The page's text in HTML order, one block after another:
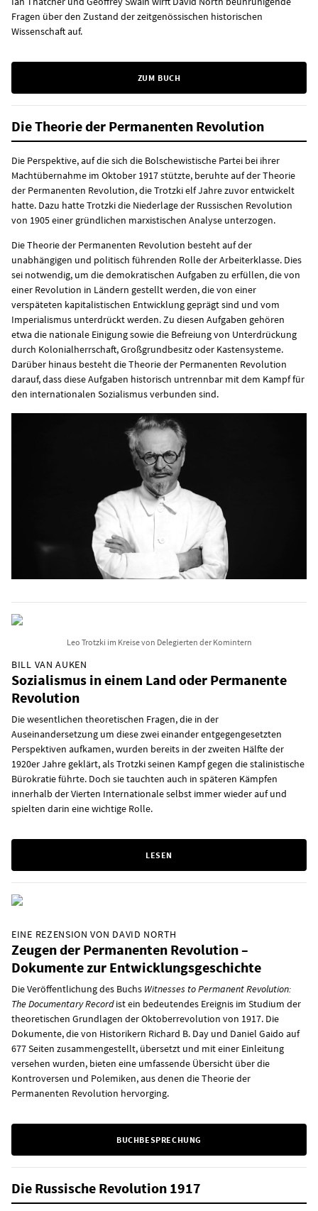
Fragen über den Zustand der zeitgenössischen historischen
Wissenschaft auf.
ZUM BUCH
Die Theorie der Permanenten Revolution
Die Perspektive, auf die sich die Bolschewistische Partei bei ihrer
Machtübernahme im Oktober 1917 stützte, beruhte auf der Theorie
der Permanenten Revolution, die Trotzki elf Jahre zuvor entwickelt
hatte. Dazu hatte Trotzki die Niederlage der Russischen Revolution
von 1905 einer gründlichen marxistischen Analyse unterzogen.
Die Theorie der Permanenten Revolution besteht auf der
unabhängigen und politisch führenden Rolle der Arbeiterklasse. Dies
sei notwendig, um die demokratischen Aufgaben zu erfüllen, die von
einer Revolution in Ländern gestellt werden, die von einer
verspäteten kapitalistischen Entwicklung geprägt sind und vom
Imperialismus unterdrückt werden. Zu diesen Aufgaben gehören
etwa die nationale Einigung sowie die Befreiung von Unterdrückung
durch Kolonialherrschaft, Großgrundbesitz oder Kastensysteme.
Darüber hinaus besteht die Theorie der Permanenten Revolution
darauf, dass diese Aufgaben historisch untrennbar mit dem Kampf für
den internationalen Sozialismus verbunden sind.
Leo Trotzki im Kreise von Delegierten der Komintern
BILL VAN AUKEN
Sozialismus in einem Land oder Permanente
Revolution
Die wesentlichen theoretischen Fragen, die in der
Auseinandersetzung um diese zwei einander entgegengesetzten
Perspektiven aufkamen, wurden bereits in der zweiten Hälfte der
1920er Jahre geklärt, als Trotzki seinen Kampf gegen die stalinistische
Bürokratie führte. Doch sie tauchten auch in späteren Kämpfen
innerhalb der Vierten Internationale selbst immer wieder auf und
spielten darin eine wichtige Rolle.
LESEN
EINE REZENSION VON DAVID NORTH
Zeugen der Permanenten Revolution –
Dokumente zur Entwicklungsgeschichte
Die Veröffentlichung des Buchs Witnesses to Permanent Revolution:
The Documentary Recordist ein bedeutendes Ereignis im Studium der
theoretischen Grundlagen der Oktoberrevolution von 1917. Die
Dokumente, die von Historikern Richard B. Day und Daniel Gaido auf
677 Seiten zusammengestellt, übersetzt und mit einer Einleitung
versehen wurden, bieten eine umfassende Übersicht über die
Kontroversen und Polemiken, aus denen die Theorie der
Permanenten Revolution hervorging.
BUCHBESPRECHUNG
Die Russische Revolution 1917